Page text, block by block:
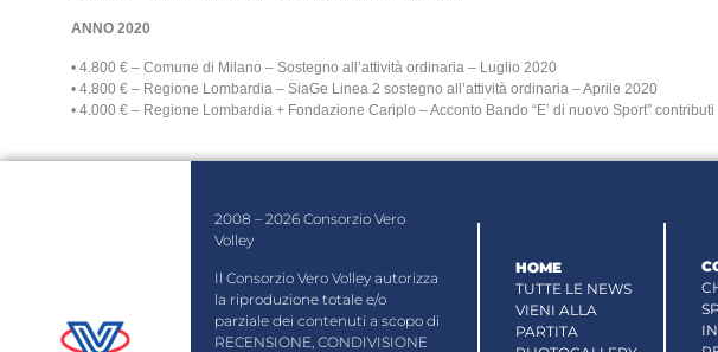
ANNO 2020
• 4.800 € – Comune di Milano – Sostegno all’attività ordinaria – Luglio 2020
• 4.800 € – Regione Lombardia – SiaGe Linea 2 sostegno all’attività ordinaria – Aprile 2020
• 4.000 € – Regione Lombardia + Fondazione Cariplo – Acconto Bando “E’ di nuovo Sport”
2008 – 2026 Consorzio Vero
Volley
Il Consorzio Vero Volley autorizza
la riproduzione totale e/o
parziale dei contenuti a scopo di
RECENSIONE, CONDIVISIONE
HOME
TUTTE LE NEWS
VIENI ALLA
PARTITA